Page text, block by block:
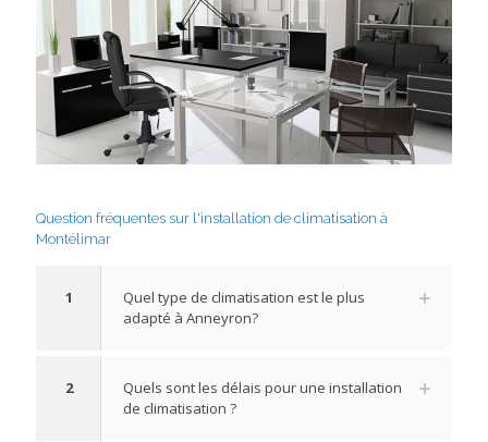
Question fréquentes sur l'installation de climatisation à
Montélimar
1
Quel type de climatisation est le plus
adapté à Anneyron?
2
Quels sont les délais pour une installation
de climatisation ?